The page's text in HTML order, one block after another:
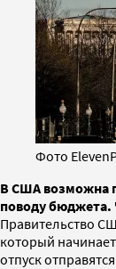
Фото
В США возможна
поводу бюджета.
Правительство
который
отпуск